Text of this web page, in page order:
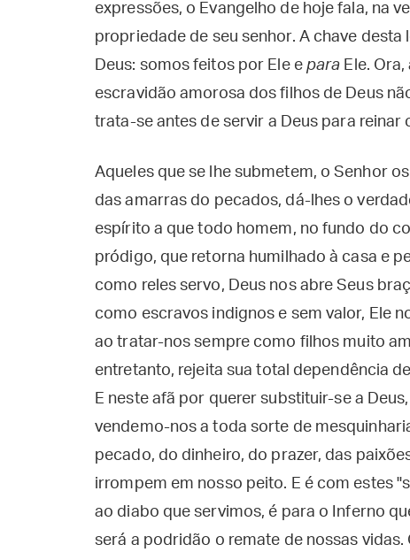
expressões, o Evangelho de hoje fala, na
propriedade de seu senhor. A chave
Deus: somos feitos por Ele e para Ele.
escravidão amorosa dos filhos de Deus
trata-se antes de servir a Deus para reinar
Aqueles que se lhe submetem, o Senhor
das amarras do pecados, dá-lhes o
espírito a que todo homem, no fundo do
pródigo, que retorna humilhado à casa e
como reles servo, Deus nos abre Seus
como escravos indignos e sem valor, Ele
ao tratar-nos sempre como filhos muito
entretanto, rejeita sua total dependência
E neste afã por querer substituir-se a
vendemo-nos a toda sorte de
pecado, do dinheiro, do prazer, das
irrompem em nosso peito. E é com estes
ao diabo que servimos, é para o Inferno
será a podridão o remate de nossas